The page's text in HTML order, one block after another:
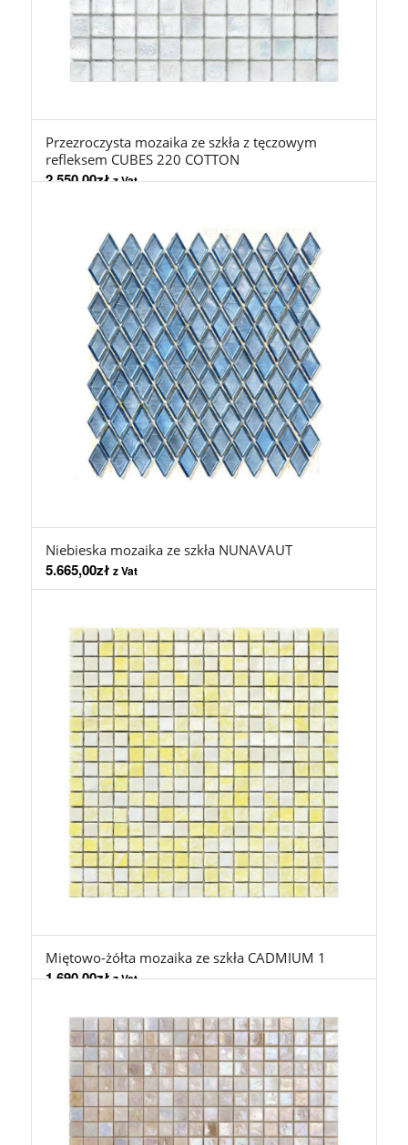
Przezroczysta mozaika ze szkła z tęczowym
refleksem CUBES 220 COTTON
2.550,00zł z Vat
Niebieska mozaika ze szkła NUNAVAUT
5.665,00zł z Vat
Miętowo-żółta mozaika ze szkła CADMIUM 1
1.690,00zł z Vat